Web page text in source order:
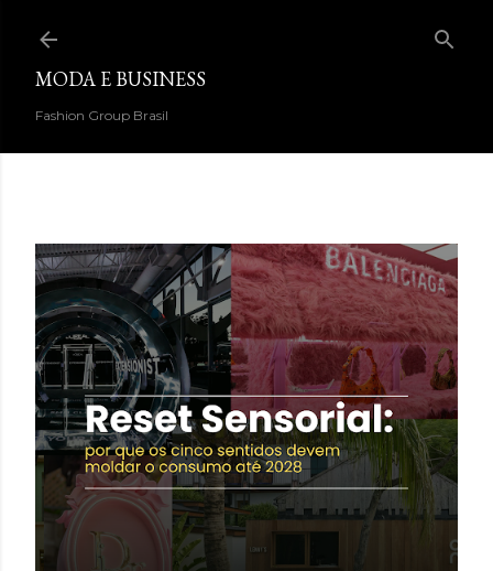
MODA E BUSINESS
Fashion Group Brasil